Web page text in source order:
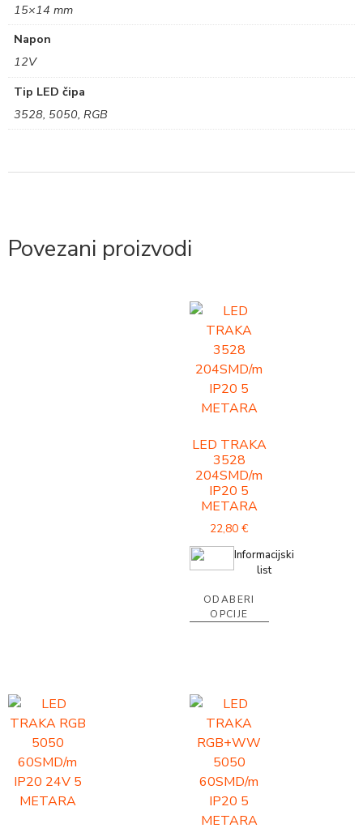
15×14 mm
Napon
12V
Tip LED čipa
3528, 5050, RGB
Povezani proizvodi
LED TRAKA
3528
204SMD/m
IP20 5
METARA
22,80€
Informacijski
list
ODABERI
OPCIJE